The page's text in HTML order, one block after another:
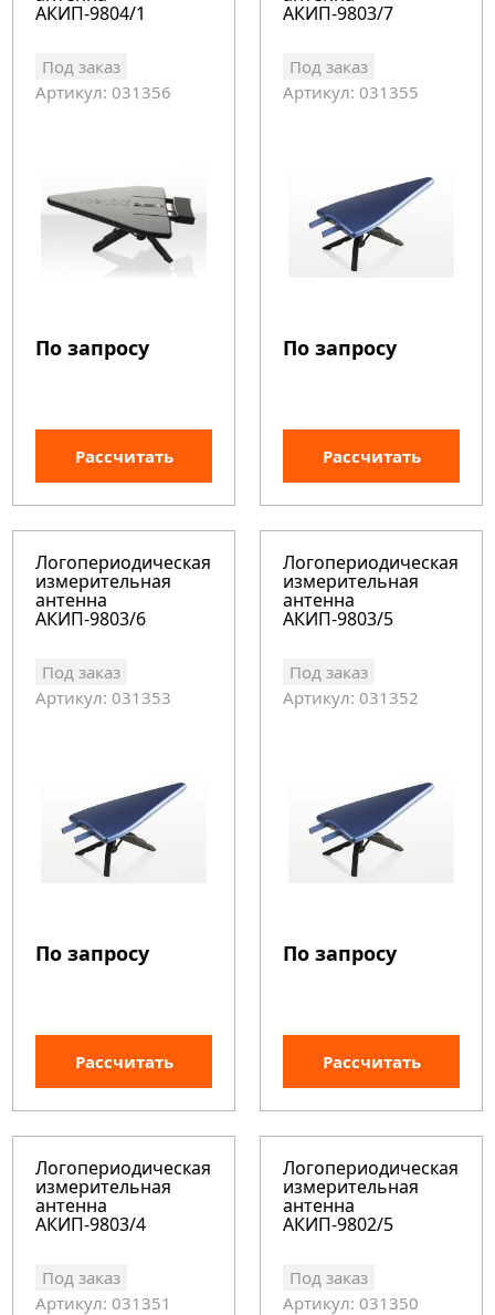
АКИП-9804/1
Под заказ
Артикул: 031356
По запросу
Рассчитать
АКИП-9803/7
Под заказ
Артикул: 031355
По запросу
Рассчитать
Логопериодическая
измерительная
антенна
АКИП-9803/6
Под заказ
Артикул: 031353
По запросу
Рассчитать
Логопериодическая
измерительная
антенна
АКИП-9803/5
Под заказ
Артикул: 031352
По запросу
Рассчитать
Логопериодическая
измерительная
антенна
АКИП-9803/4
Под заказ
Артикул: 031351
Логопериодическая
измерительная
антенна
АКИП-9802/5
Под заказ
Артикул: 031350